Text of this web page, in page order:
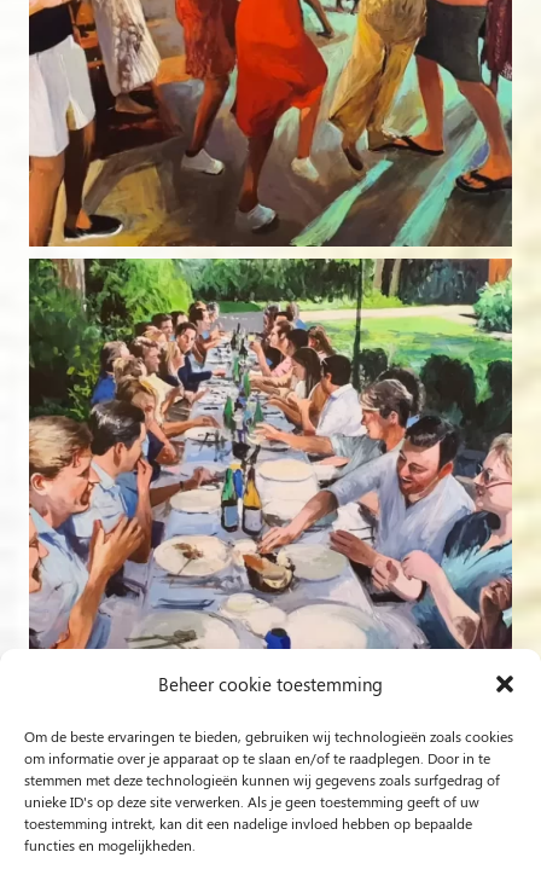
Beheer cookie toestemming
Om de beste ervaringen te bieden, gebruiken wij technologieën zoals cookies
om informatie over je apparaat op te slaan en/of te raadplegen. Door in te
stemmen met deze technologieën kunnen wij gegevens zoals surfgedrag of
unieke ID's op deze site verwerken. Als je geen toestemming geeft of uw
toestemming intrekt, kan dit een nadelige invloed hebben op bepaalde
functies en mogelijkheden.
Follow on Instagram
Rob Jacobs from ‘s-Hertogenbosch is a ‘Plein Air’ and